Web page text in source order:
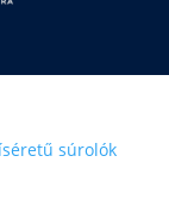
súrolók